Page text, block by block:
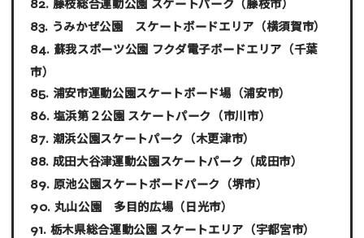
うみかぜ公園 スケートボードエリア （横須賀市）
蘇我スポーツ公園 フクダ電子ボードエリア （千葉
市）
浦安市運動公園スケートボード場 （浦安市）
塩浜第２公園 スケートパーク （市川市）
潮浜公園スケートパーク （木更津市）
成田大谷津運動公園スケートパーク （成田市）
原池公園スケートボードパーク （堺市）
丸山公園 多目的広場 （日光市）
栃木県総合運動公園 スケートエリア （宇都宮市）